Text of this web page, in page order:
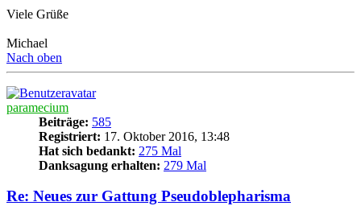
Viele Grüße
Michael
Nach oben
paramecium
Beiträge: 585
Registriert: 17. Oktober 2016, 13:48
Hat sich bedankt: 275 Mal
Danksagung erhalten: 279 Mal
Re: Neues zur Gattung Pseudoblepharisma